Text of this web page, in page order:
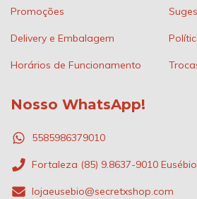
Promoções
Delivery e Embalagem
Horários de Funcionamento
Nosso WhatsApp!
5585986379010
Fortaleza (85) 9.8637-9010
lojaeusebio@secretxshop.com